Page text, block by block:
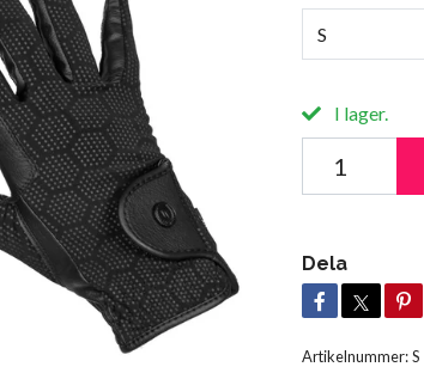
S
I lager.
Dela
Artikelnummer:S